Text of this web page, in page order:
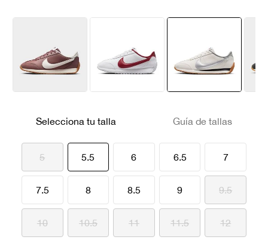
Selecciona tu talla Guía de tallas
5 5.5seleccionado
6 6.5 7
7.5 8 8.5 9 9.5
10 10.5 11 11.5 12